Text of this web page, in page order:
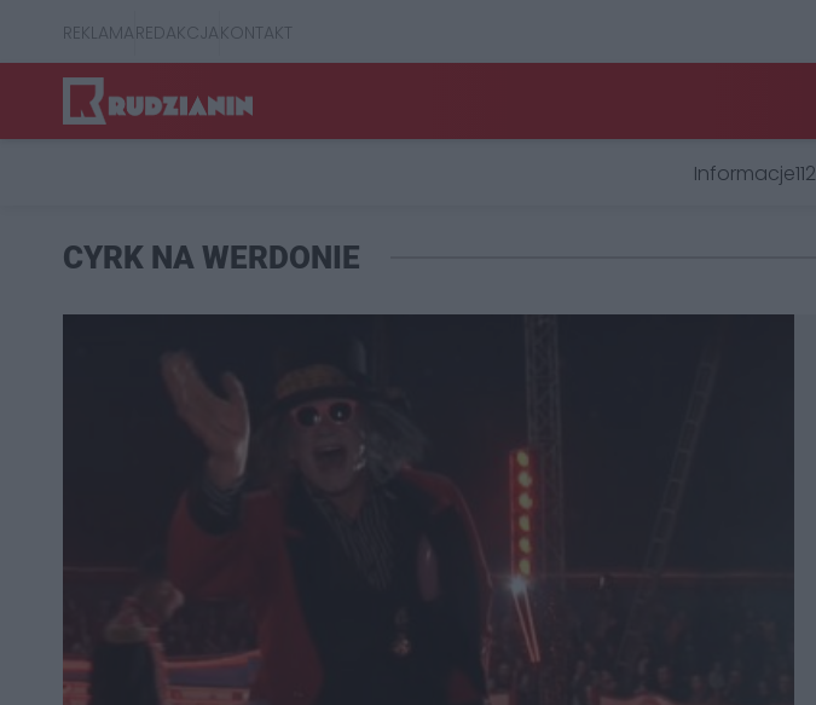
REKLAMAREDAKCJAKONTAKT
Informacje112
CYRK NA WERDONIE